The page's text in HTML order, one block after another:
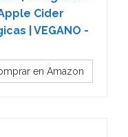
Cider
| VEGANO -
en Amazon